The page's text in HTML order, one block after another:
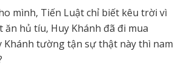
mình, Tiến Luật chỉ biết kêu trời vì
ăn hủ tíu, Huy Khánh đã đi mua
tường tận sự thật này thì nam